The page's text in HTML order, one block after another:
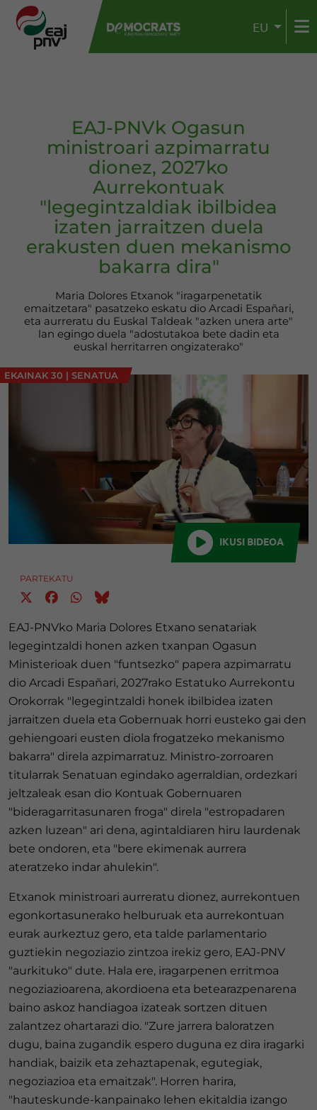
EU
EAJ-PNVk Ogasun
ministroari azpimarratu
dionez, 2027ko
Aurrekontuak
"legegintzaldiak ibilbidea
izaten jarraitzen duela
erakusten duen mekanismo
bakarra dira"
Maria Dolores Etxanok "iragarpenetatik
emaitzetara" pasatzeko eskatu dio Arcadi Españari,
eta aurreratu du Euskal Taldeak "azken unera arte"
lan egingo duela "adostutakoa bete dadin eta
euskal herritarren ongizaterako"
EKAINAK 30 | SENATUA
IKUSI BIDEOA
PARTEKATU
EAJ-PNVko Maria Dolores Etxano senatariak
legegintzaldi honen azken txanpan Ogasun
Ministerioak duen "funtsezko" papera azpimarratu
dio Arcadi Españari, 2027rako Estatuko Aurrekontu
Orokorrak "legegintzaldi honek ibilbidea izaten
jarraitzen duela eta Gobernuak horri eusteko gai den
gehiengoari eusten diola frogatzeko mekanismo
bakarra" direla azpimarratuz. Ministro-zorroaren
titularrak Senatuan egindako agerraldian, ordezkari
jeltzaleak esan dio Kontuak Gobernuaren
"bideragarritasunaren froga" direla "estropadaren
azken luzean" ari dena, agintaldiaren hiru laurdenak
bete ondoren, eta "bere ekimenak aurrera
ateratzeko indar ahulekin".
Etxanok ministroari aurreratu dionez, aurrekontuen
egonkortasunerako helburuak eta aurrekontuan
eurak aurkeztuz gero, eta talde parlamentario
guztiekin negoziazio zintzoa irekiz gero, EAJ-PNV
"aurkituko" dute. Hala ere, iragarpenen erritmoa
negoziazioarena, akordioena eta betearazpenarena
baino askoz handiagoa izateak sortzen dituen
zalantzez ohartarazi dio. "Zure jarrera baloratzen
dugu, baina zugandik espero duguna ez dira iragarki
handiak, baizik eta zehaztapenak, egutegiak,
negoziazioa eta emaitzak". Horren harira,
"hauteskunde-kanpainako lehen ekitaldia izango